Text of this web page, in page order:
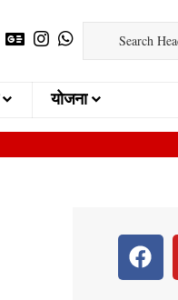
योजना